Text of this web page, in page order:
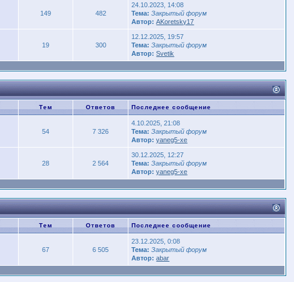
149 482
24.10.2023, 14:08
Тема: Закрытый форум
Автор: AKoretsky17
19 300
12.12.2025, 19:57
Тема: Закрытый форум
Автор: Svetik
Тем Ответов Последнее сообщение
54 7 326
4.10.2025, 21:08
Тема: Закрытый форум
Автор: yaneg5-xe
28 2 564
30.12.2025, 12:27
Тема: Закрытый форум
Автор: yaneg5-xe
Тем Ответов Последнее сообщение
67 6 505
23.12.2025, 0:08
Тема: Закрытый форум
Автор: abar